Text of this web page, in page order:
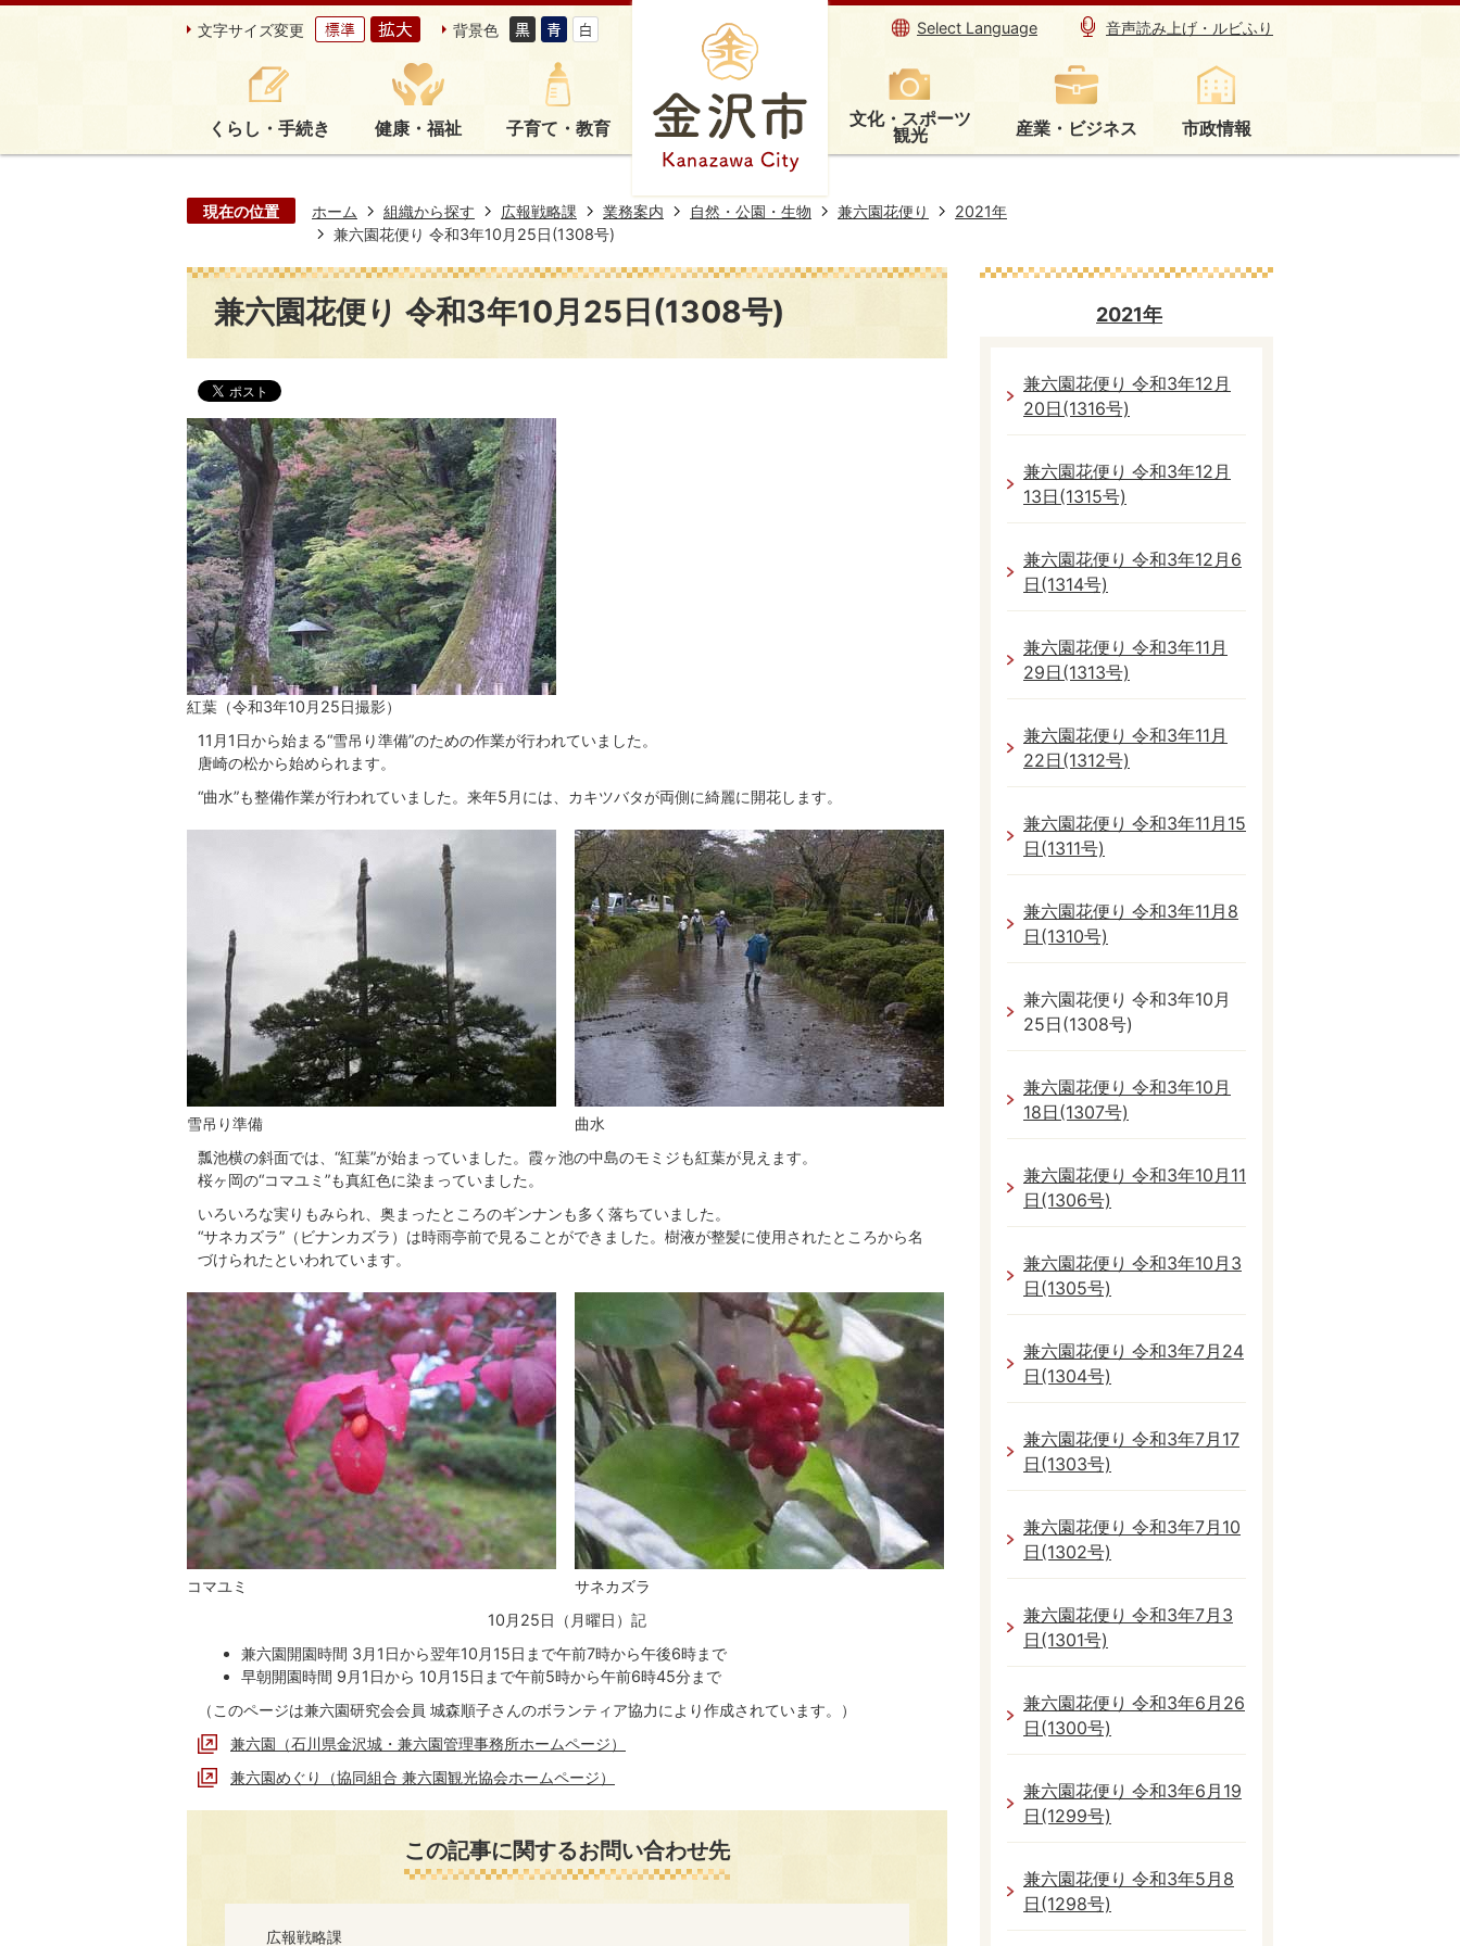
文字サイズ変更 背景色 Select Language 音声読み上げ・ルビふり
くらし・手続き 健康・福祉 子育て・教育 文化・スポーツ
観光 産業・ビジネス 市政情報
現在の位置 ホーム 組織から探す 広報戦略課 業務案内 自然・公園・生物 兼六園花便り
2021年
兼六園花便り 令和3年10月25日(1308号)
兼六園花便り 令和3年10月25日(1308号)
紅葉（令和3年10月25日撮影）
11月1日から始まる“雪吊り準備”のための作業が行われていました。
唐崎の松から始められます。
“曲水”も整備作業が行われていました。来年5月には、カキツバタが両側に綺麗に開花します。
雪吊り準備
曲水
瓢池横の斜面では、“紅葉”が始まっていました。霞ヶ池の中島のモミジも紅葉が見えます。
桜ヶ岡の“コマユミ”も真紅色に染まっていました。
いろいろな実りもみられ、奥まったところのギンナンも多く落ちていました。
“サネカズラ”（ビナンカズラ）は時雨亭前で見ることができました。樹液が整髪に使用されたところから名
づけられたといわれています。
コマユミ
サネカズラ
10月25日（月曜日）記
兼六園開園時間 3月1日から翌年10月15日まで午前7時から午後6時まで
早朝開園時間 9月1日から 10月15日まで午前5時から午前6時45分まで
（このページは兼六園研究会会員 城森順子さんのボランティア協力により作成されています。）
兼六園（石川県金沢城・兼六園管理事務所ホームページ）
兼六園めぐり（協同組合 兼六園観光協会ホームページ）
この記事に関するお問い合わせ先
広報戦略課
2021年
兼六園花便り 令和3年12月
20日(1316号)
兼六園花便り 令和3年12月
13日(1315号)
兼六園花便り 令和3年12月6
日(1314号)
兼六園花便り 令和3年11月
29日(1313号)
兼六園花便り 令和3年11月
22日(1312号)
兼六園花便り 令和3年11月15
日(1311号)
兼六園花便り 令和3年11月8
日(1310号)
兼六園花便り 令和3年10月
25日(1308号)
兼六園花便り 令和3年10月
18日(1307号)
兼六園花便り 令和3年10月11
日(1306号)
兼六園花便り 令和3年10月3
日(1305号)
兼六園花便り 令和3年7月24
日(1304号)
兼六園花便り 令和3年7月17
日(1303号)
兼六園花便り 令和3年7月10
日(1302号)
兼六園花便り 令和3年7月3
日(1301号)
兼六園花便り 令和3年6月26
日(1300号)
兼六園花便り 令和3年6月19
日(1299号)
兼六園花便り 令和3年5月8
日(1298号)